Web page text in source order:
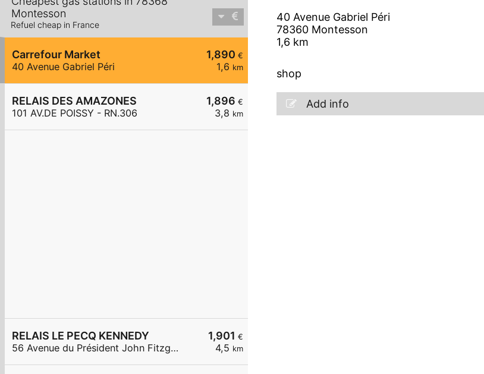
Montesson
Refuel cheap in France
1,890 €
1,6 km
Carrefour Market
40 Avenue Gabriel Péri
1,896 €
3,8 km
RELAIS DES AMAZONES
101 AV.DE POISSY - RN.306
1,901 €
4,5 km
RELAIS LE PECQ KENNEDY
56 Avenue du Président John Fitzgerald Kennedy
40 Avenue Gabriel Péri
78360 Montesson
1,6 km
shop
Add info